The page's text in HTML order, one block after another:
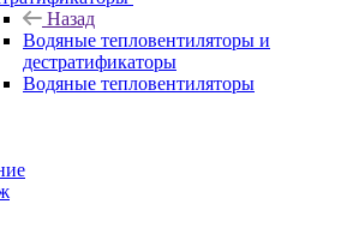
Назад
Водяные тепловентиляторы и
дестратификаторы
Водяные тепловентиляторы